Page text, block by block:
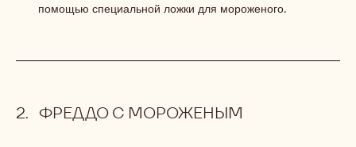
помощью специальной ложки для мороженого.
ФРЕДДО С МОРОЖЕНЫМ